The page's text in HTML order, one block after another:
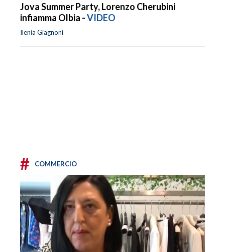
Jova Summer Party, Lorenzo Cherubini
infiamma Olbia -VIDEO
Ilenia Giagnoni
# COMMERCIO